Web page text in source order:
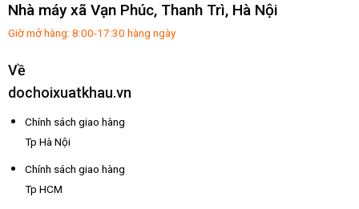
Nhà máy xã Vạn Phúc, Thanh Trì, Hà Nội
Giờ mở hàng: 8:00-17:30 hàng ngày
Về
dochoixuatkhau.vn
Chính sách giao hàng
Tp Hà Nội
Chính sách giao hàng
Tp HCM